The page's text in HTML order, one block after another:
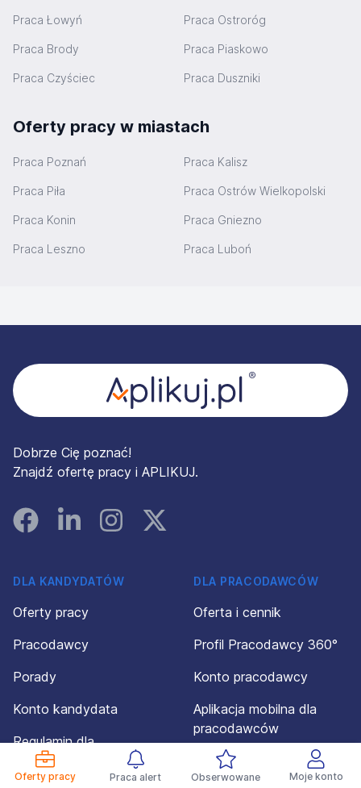
Oferty pracy Praca alert Obserwowane Moje konto
Praca Łowyń Praca Ostroróg
Praca Brody Praca Piaskowo
Praca Czyściec Praca Duszniki
Oferty pracy w miastach
Praca Poznań Praca Kalisz
Praca Piła Praca Ostrów Wielkopolski
Praca Konin Praca Gniezno
Praca Leszno Praca Luboń
Dobrze Cię poznać!
Znajdź ofertę pracy i APLIKUJ.
FacebookLinked InInstagramInstagram
DLA KANDYDATÓW
Oferty pracy
Pracodawcy
Porady
Konto kandydata
Regulamin dla
kandydatów
DLA PRACODAWCÓW
Oferta i cennik
Profil Pracodawcy 360°
Konto pracodawcy
Aplikacja mobilna dla
pracodawców
Regulamin dla
pracodawców